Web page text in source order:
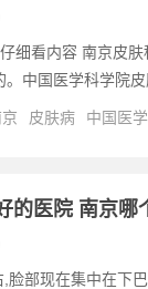
细看内容 南京皮
中国医学科学院皮
皮肤病 中国医
的医院 南京哪
脸部现在集中在下